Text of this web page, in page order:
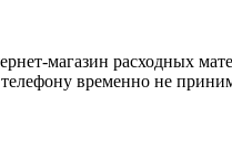
магазин расходных
временно не